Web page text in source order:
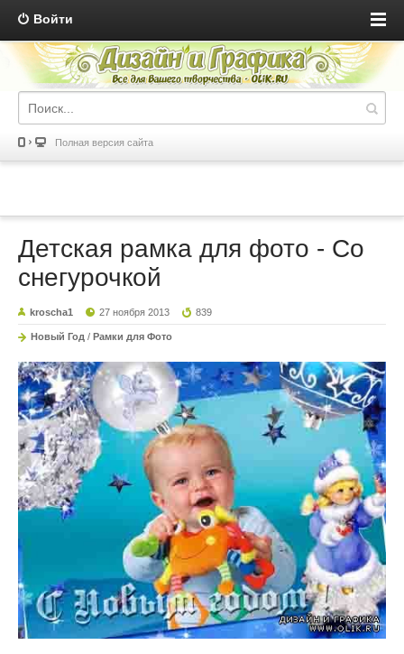
Войти
Полная версия сайта
Детская рамка для фото - Со
снегурочкой
kroscha1 27 ноября 2013 839
Новый Год / Рамки для Фото